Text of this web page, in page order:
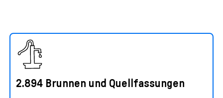
2.894 Brunnen und Quellfassungen